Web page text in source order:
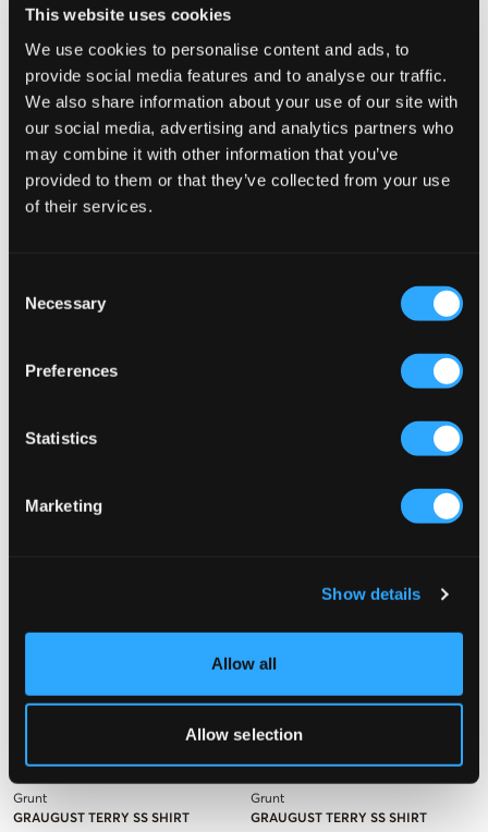
This website uses cookies
We use cookies to personalise content and ads, to
provide social media features and to analyse our traffic.
We also share information about your use of our site with
our social media, advertising and analytics partners who
may combine it with other information that you’ve
provided to them or that they’ve collected from your use
of their services.
Selection
Necessary
Preferences
Statistics
Marketing
Show details
Allow all
Allow selection
SALE
Grunt
Grunt
GRAUGUST TERRY SS SHIRT
SALE
Grunt
GRAUGUST TERRY SS SHIRT